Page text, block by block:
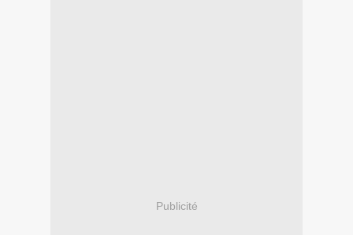
Publicité